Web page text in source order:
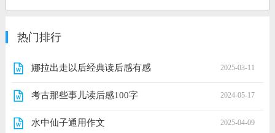
热门排行
娜拉出走以后经典读后感有感 2025-03-11
考古那些事儿读后感100字 2024-05-17
水中仙子通用作文 2025-04-09